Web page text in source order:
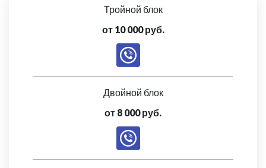
Тройной блок
от 10 000 руб.
Двойной блок
от 8 000 руб.